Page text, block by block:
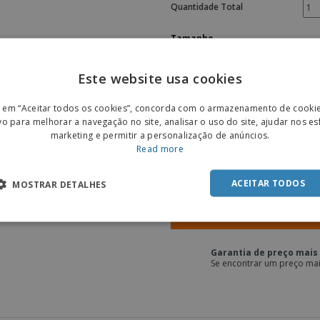
Quantidade Total
Tamanho
Orçamento Online:
Garantia de preço mais
Se encontrar um preço
Este website usa cookies
“Aceitar todos os cookies”, concorda com o armazenamento de
para melhorar a navegação no site, analisar o uso do site, ajudar nos
marketing e permitir a personalização de anúncios.
Read more
ACEITAR TODOS
MOSTRAR DETALHES